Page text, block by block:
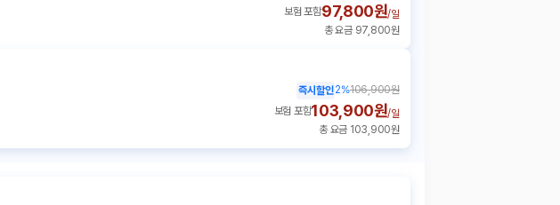
보험 포함97,800원/일
총 요금 97,800원
즉시할인2%106,900원
보험 포함103,900원/일
총 요금 103,900원